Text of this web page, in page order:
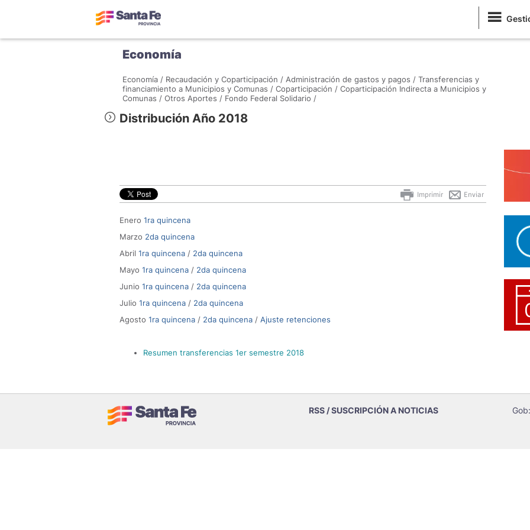
Economía
Economía / Recaudación y Coparticipación / Administración de gastos y pagos / Transferencias y
financiamiento a Municipios y Comunas / Coparticipación / Coparticipación Indirecta a Municipios y
Comunas / Otros Aportes / Fondo Federal Solidario /
Distribución Año 2018
Enviar
Imprimir
Enero 1ra quincena
Marzo 2da quincena
Abril 1ra quincena / 2da quincena
Mayo 1ra quincena / 2da quincena
Junio 1ra quincena / 2da quincena
Julio 1ra quincena / 2da quincena
Agosto 1ra quincena / 2da quincena / Ajuste retenciones
Resumen transferencias 1er semestre 2018
RSS / SUSCRIPCIÓN A NOTICIAS